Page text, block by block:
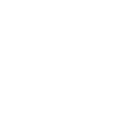
、フロントエンドエンジニア1名）